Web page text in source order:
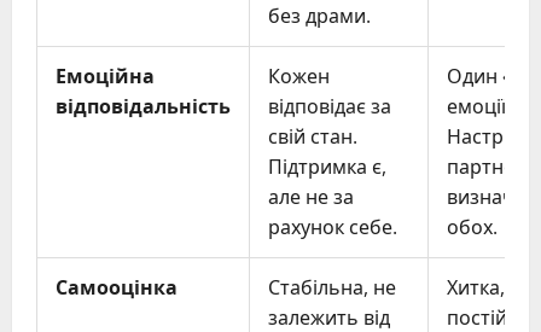
без драми.
Емоційна
відповідальність
Кожен
відповідає за
свій стан.
Підтримка є,
але не за
рахунок себе.
Один
емоції
Настрій
партнера
обох.
Самооцінка
Стабільна, не
залежить від
Хитка,